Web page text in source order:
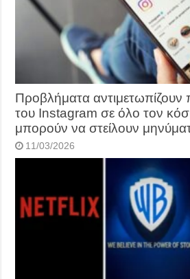
Προβλήματα αντιμετωπίζουν
του Instagram σε όλο τον
μπορούν να στείλουν
11/03/2026